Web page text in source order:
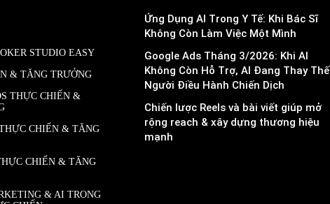
STUDIO EASY
& TĂNG TRƯỞNG
THỰC CHIẾN &
CHIẾN & TĂNG
CHIẾN & TĂNG
& AI TRONG
Ứng Dụng AI Trong Y Tế: Khi Bác Sĩ
Không Còn Làm Việc Một Mình
Google Ads Tháng 3/2026: Khi AI
Không Còn Hỗ Trợ, AI Đang Thay Thế
Người Điều Hành Chiến Dịch
Chiến lược Reels và bài viết giúp mở
rộng reach & xây dựng thương hiệu
mạnh